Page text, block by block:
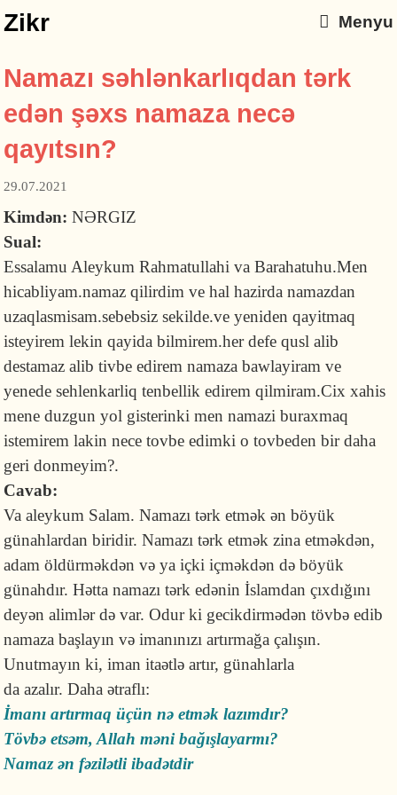
Zikr Menyu
Namazı səhlənkarlıqdan tərk
edən şəxs namaza necə
qayıtsın?
29.07.2021
Kimdən:NƏRGIZ
Sual:
Essalamu Aleykum Rahmatullahi va Barahatuhu.Men
hicabliyam.namaz qilirdim ve hal hazirda namazdan
uzaqlasmisam.sebebsiz sekilde.ve yeniden qayitmaq
isteyirem lekin qayida bilmirem.her defe qusl alib
destamaz alib tivbe edirem namaza bawlayiram ve
yenede sehlenkarliq tenbellik edirem qilmiram.Cix xahis
mene duzgun yol gisterinki men namazi buraxmaq
istemirem lakin nece tovbe edimki o tovbeden bir daha
geri donmeyim?.
Cavab:
Va aleykum Salam. Namazı tərk etmək ən böyük
günahlardan biridir. Namazı tərk etmək zina etməkdən,
adam öldürməkdən və ya içki içməkdən də böyük
günahdır. Hətta namazı tərk edənin İslamdan çıxdığını
deyən alimlər də var. Odur ki gecikdirmədən tövbə edib
namaza başlayın və imanınızı artırmağa çalışın.
Unutmayın ki, iman itaətlə artır, günahlarla
da azalır. Daha ətraflı:
İmanı artırmaq üçün nə etmək lazımdır?
Tövbə etsəm, Allah məni bağışlayarmı?
Namaz ən fəzilətli ibadətdir